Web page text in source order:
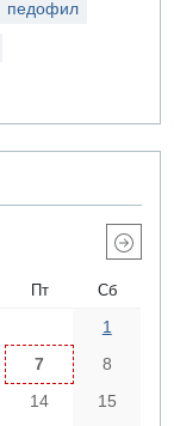
педофил
Пт Сб
1
7
8
14
15